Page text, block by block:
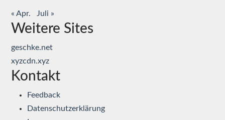
« Apr. Juli »
Weitere Sites
geschke.net
xyzcdn.xyz
Kontakt
Feedback
Datenschutzerklärung